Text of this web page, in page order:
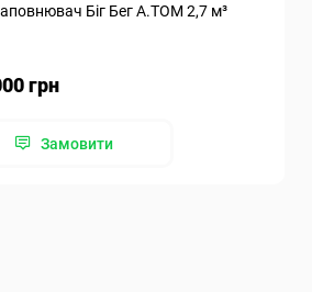
Біг Бег А.ТОМ 2,7 м³
грн
Замовити